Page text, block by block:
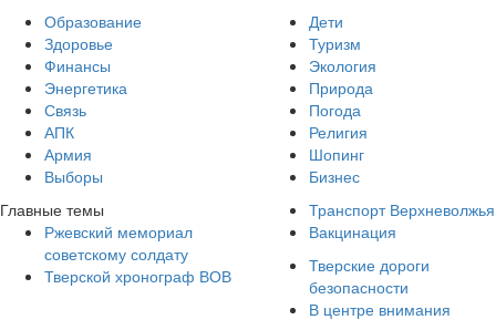
Образование
Здоровье
Финансы
Энергетика
Связь
АПК
Армия
Выборы
Дети
Туризм
Экология
Природа
Погода
Религия
Шопинг
Бизнес
Главные темы
Ржевский мемориал
советскому солдату
Тверской хронограф ВОВ
Транспорт Верхневолжья
Вакцинация
Тверские дороги
безопасности
В центре внимания